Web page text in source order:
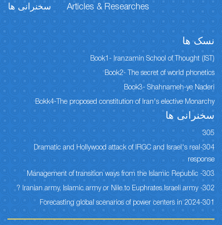
Articles & Researches سخنرانی ها
نسک ها
Book1- Iranzamin School of Thought (IST)
Book2- The secret of world phonetics
Book3- Shahnameh-ye Naderi
Bokk4-The proposed constitution of Iran's elective Monarchy
سخنرانی ها
305
304-Dramatic and Hollywood attack of IRGC and Israel's real
response
303- Management of transition ways from the Islamic Republic
302- Iranian army, Islamic army or Nile to Euphrates Israeli army ?
301-Forecasting global scenarios of power centers in 2024